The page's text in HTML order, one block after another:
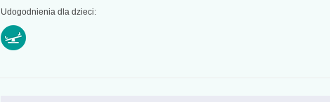
Udogodnienia dla dzieci: